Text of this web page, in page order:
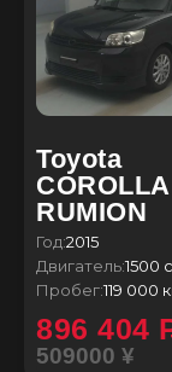
Toyota
COROLLA
RUMION
Год:2015
Двигатель:1500
Пробег:119 000
896 404
509000 ¥